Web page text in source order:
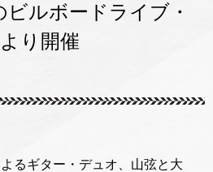
ビルボードライブ・
り開催
るギター・デュオ、山弦と大